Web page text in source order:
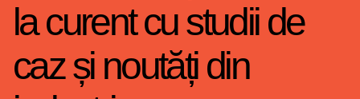
la curent cu studii de
caz și noutăți din